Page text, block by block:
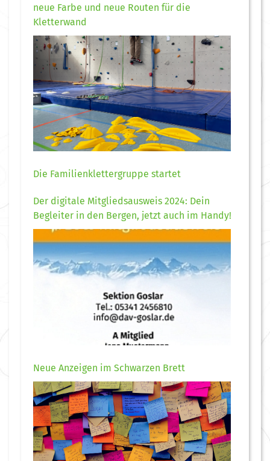
neue Farbe und neue Routen für die
Kletterwand
Die Familienklettergruppe startet
Der digitale Mitgliedsausweis 2024: Dein
Begleiter in den Bergen, jetzt auch im Handy!
Neue Anzeigen im Schwarzen Brett